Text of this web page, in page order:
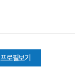
프로필보기